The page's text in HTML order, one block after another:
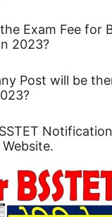
02/12/2023 and
Exam Fee for
2023?
to Rs. 760/-
Post will be
7279 Posts.
2023